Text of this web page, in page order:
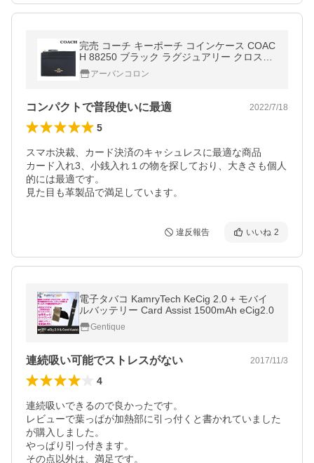
完売 コーチ キーポーチ コインケース COAC
H 88250 ブラック ラグジュアリー クロスグ
レーン レザー ミニ ID キーリング スキニー I
MBLK アウトレット
アーバンコロン
コンパクトで普段使いに最適 2022/7/18
5
スマホ決裁、カード決済のキャシュレスに最適な商品
カード入れ3、小銭入れ１の物を探しており、大きさも個人
的には最適です。
見た目も革製品で満足しています。
違反報告 いいね 2
電子タバコ KamryTech KeCig 2.0 + モバイ
ルバッテリー Card Assist 1500mAh eCig2.0
Gentique
連続吸い可能でストレスがない 2017/11/3
4
連続吸いできるので良かったです。
レビューで葉っぱが加熱部に引っ付くと書かれていました
が購入しました。
やっぱり引っ付きます。
その点以外は、満足です。